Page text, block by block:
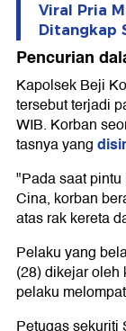
Viral Pria
Ditangkap
Pencurian
Kapolsek Beji
tersebut terjadi
WIB. Korban
tasnya yang
"Pada saat
Cina, korban
atas rak kereta
Pelaku yang
(28) dikejar oleh
pelaku
Petugas sekuriti